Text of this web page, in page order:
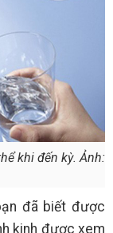
khi đến kỳ. Ảnh:
đã biết được
kinh được xem